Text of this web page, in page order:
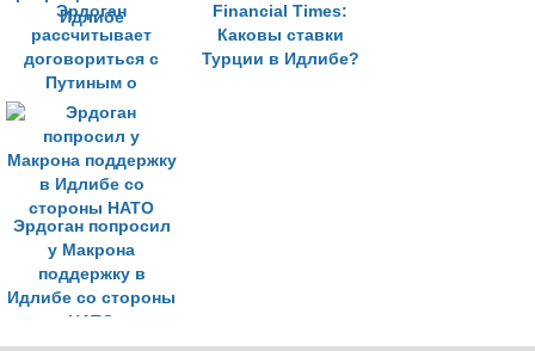
Эрдоган
рассчитывает
договориться с
Путиным о
прекращении огня в
Идлибе
Financial Times:
Каковы ставки
Турции в Идлибе?
Эрдоган попросил
у Макрона
поддержку в
Идлибе со стороны
НАТО